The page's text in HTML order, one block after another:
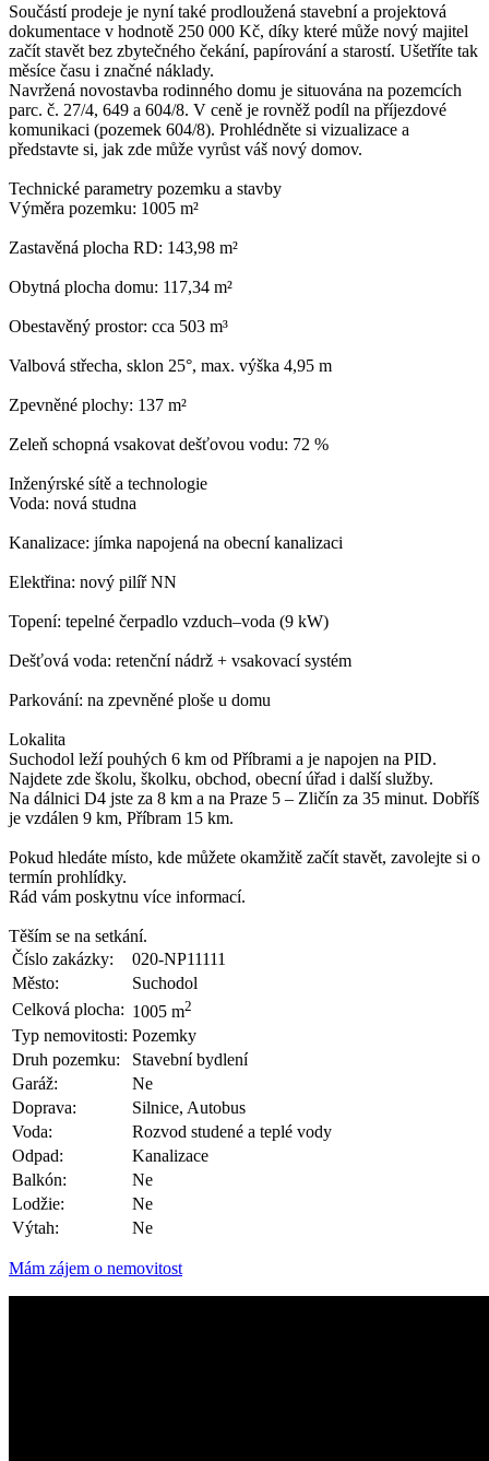
Součástí prodeje je nyní také prodloužená stavební a projektová
dokumentace v hodnotě 250 000 Kč, díky které může nový majitel
začít stavět bez zbytečného čekání, papírování a starostí. Ušetříte tak
měsíce času i značné náklady.
Navržená novostavba rodinného domu je situována na pozemcích
parc. č. 27/4, 649 a 604/8. V ceně je rovněž podíl na příjezdové
komunikaci (pozemek 604/8). Prohlédněte si vizualizace a
představte si, jak zde může vyrůst váš nový domov.
Technické parametry pozemku a stavby
Výměra pozemku: 1005 m²
Zastavěná plocha RD: 143,98 m²
Obytná plocha domu: 117,34 m²
Obestavěný prostor: cca 503 m³
Valbová střecha, sklon 25°, max. výška 4,95 m
Zpevněné plochy: 137 m²
Zeleň schopná vsakovat dešťovou vodu: 72 %
Inženýrské sítě a technologie
Voda: nová studna
Kanalizace: jímka napojená na obecní kanalizaci
Elektřina: nový pilíř NN
Topení: tepelné čerpadlo vzduch–voda (9 kW)
Dešťová voda: retenční nádrž + vsakovací systém
Parkování: na zpevněné ploše u domu
Lokalita
Suchodol leží pouhých 6 km od Příbrami a je napojen na PID.
Najdete zde školu, školku, obchod, obecní úřad i další služby.
Na dálnici D4 jste za 8 km a na Praze 5 – Zličín za 35 minut. Dobříš
je vzdálen 9 km, Příbram 15 km.
Pokud hledáte místo, kde můžete okamžitě začít stavět, zavolejte si o
termín prohlídky.
Rád vám poskytnu více informací.
Těším se na setkání.
Číslo zakázky:
020-NP11111
Město:
Suchodol
Celková plocha: 1005 m2
Typ nemovitosti: Pozemky
Druh pozemku:
Stavební bydlení
Garáž:
Ne
Doprava:
Silnice, Autobus
Voda:
Rozvod studené a teplé vody
Odpad:
Kanalizace
Balkón:
Ne
Lodžie:
Ne
Výtah:
Ne
Mám zájem o nemovitost